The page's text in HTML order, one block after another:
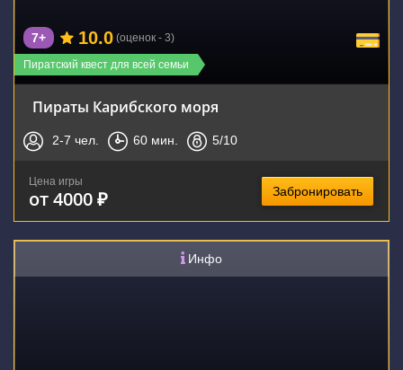
Пиратский квест для всей семьи
7+ 10.0 (оценок - 3)
Пираты Карибского моря
2-7 чел. 60 мин. 5/10
Цена игры
от 4000 ₽ Забронировать
Инфо